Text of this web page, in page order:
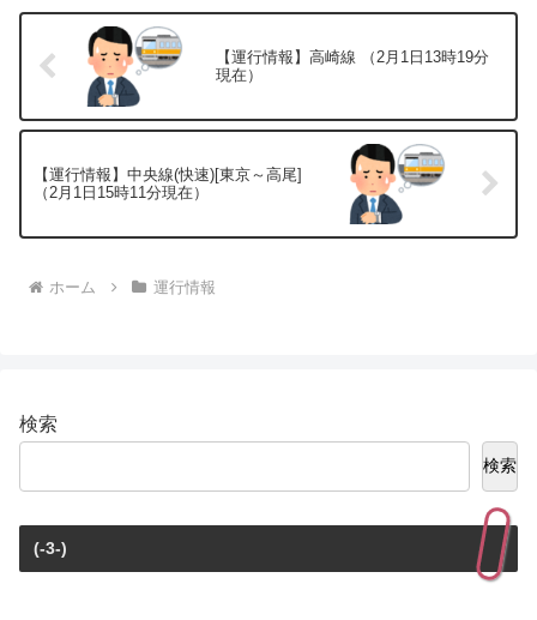
【運行情報】高崎線 （2月1日13時19分
現在）
【運行情報】中央線(快速)[東京～高尾]
（2月1日15時11分現在）
ホーム 運行情報
検索
検索
(-3-)